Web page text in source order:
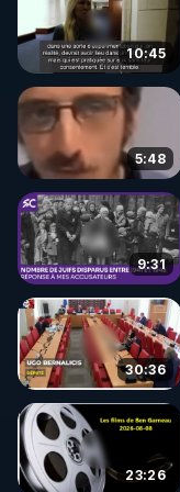
🌱 INSTAGRAM
https://
http://rgnr.li/
🌱 LA
Pour ne pas rater
http://rgnr.li/news
🌱 VIDÉOS NON
Toutes les
http://rgnr.li/
🌱 LES STAGES
http://rgnr.li/stages
10:45
5:48
9:31
30:36
23:26